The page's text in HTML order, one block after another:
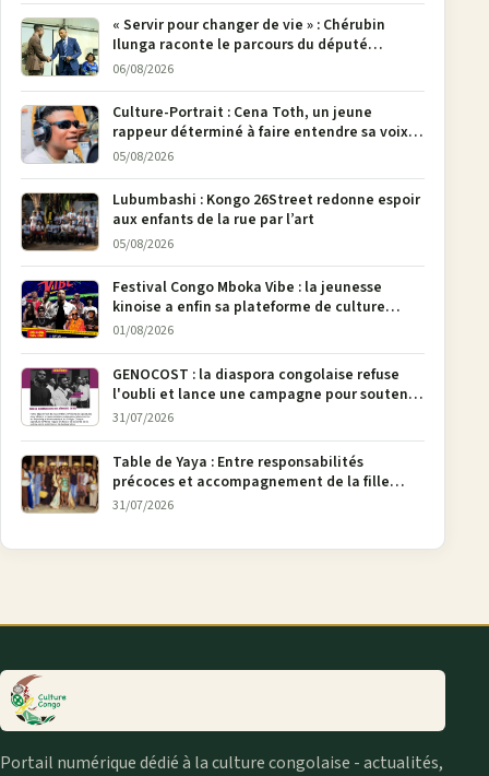
« Servir pour changer de vie » : Chérubin
Ilunga raconte le parcours du député
national Jethro Muyombi Tshimbu en 137
06/08/2026
Culture-Portrait : Cena Toth, un jeune
rappeur déterminé à faire entendre sa voix à
Bunia
05/08/2026
Lubumbashi : Kongo 26Street redonne espoir
aux enfants de la rue par l’art
05/08/2026
Festival Congo Mboka Vibe : la jeunesse
kinoise a enfin sa plateforme de culture
urbaine
01/08/2026
GENOCOST : la diaspora congolaise refuse
l'oubli et lance une campagne pour soutenir
la pétition FONAREV depuis Bruxelles
31/07/2026
Table de Yaya : Entre responsabilités
précoces et accompagnement de la fille
aînée, la diaspora en débat
31/07/2026
Portail numérique dédié à la culture congolaise - actualités,